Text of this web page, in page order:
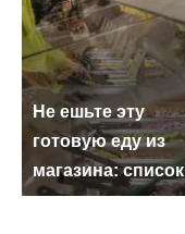
Не ешьте эту
готовую еду из
магазина: список